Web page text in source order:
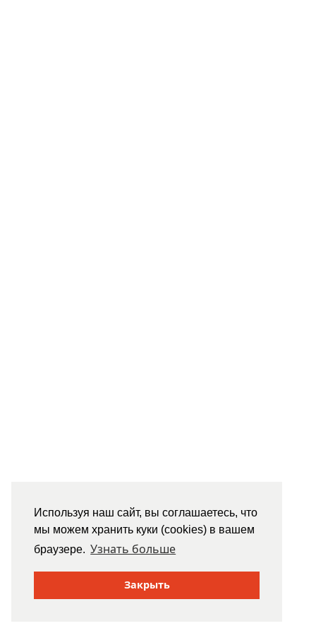
Используя наш сайт, вы соглашаетесь, что
мы можем хранить куки (cookies) в вашем
браузере. Узнать больше
Закрыть